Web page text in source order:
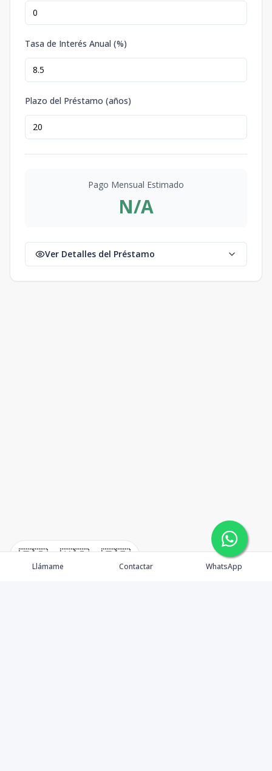
🇪🇸 🇺🇸 🇫🇷
Tasa de Interés Anual (%)
Plazo del Préstamo (años)
Pago Mensual Estimado
N/A
Ver Detalles del Préstamo
Llámame Contactar WhatsApp